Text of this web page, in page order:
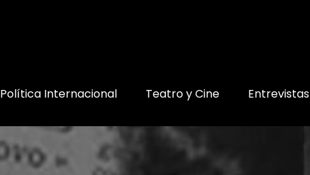
Política Internacional Teatro y Cine Entrevistas